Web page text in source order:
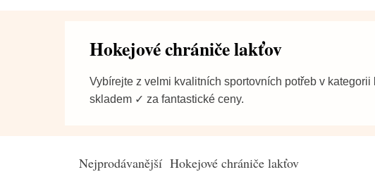
Hokejové chrániče lakťov
Vybírejte z velmi kvalitních sportovních potřeb v kategorii
skladem ✓ za fantastické ceny.
Nejprodávanější Hokejové chrániče lakťov